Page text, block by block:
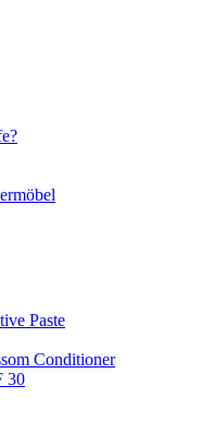
Paste
Conditioner
30